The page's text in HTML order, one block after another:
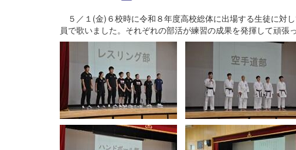
５／１(金)６校時に令和８年度高校総体に出場する生徒に対
員で歌いました。それぞれの部活が練習の成果を発揮して頑張